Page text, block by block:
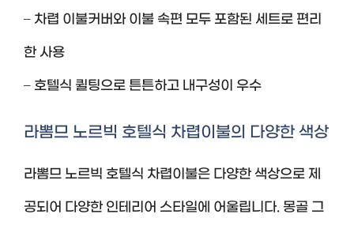
– 차렵 이불커버와 이불 속편 모두 포함된 세트로 편리
한 사용
– 호텔식 퀼팅으로 튼튼하고 내구성이 우수
라뽐므 노르빅 호텔식 차렵이불의 다양한 색상
라뽐므 노르빅 호텔식 차렵이불은 다양한 색상으로 제
공되어 다양한 인테리어 스타일에 어울립니다. 몽골 그